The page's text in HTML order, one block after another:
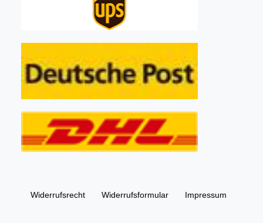
Widerrufs­recht Widerrufs­formular Impressum